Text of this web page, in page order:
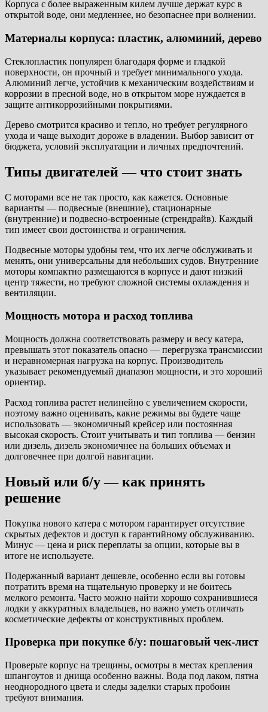
Корпуса с более выраженным килем лучше держат курс в
открытой воде, они медленнее, но безопаснее при волнении.
Материалы корпуса: пластик, алюминий, дерево
Стеклопластик популярен благодаря форме и гладкой
поверхности, он прочный и требует минимального ухода.
Алюминий легче, устойчив к механическим воздействиям и
коррозии в пресной воде, но в открытом море нуждается в
защите антикоррозийными покрытиями.
Дерево смотрится красиво и тепло, но требует регулярного
ухода и чаще выходит дороже в владении. Выбор зависит от
бюджета, условий эксплуатации и личных предпочтений.
Типы двигателей — что стоит знать
С моторами все не так просто, как кажется. Основные
варианты — подвесные (внешние), стационарные
(внутренние) и подвесно-встроенные (стрендрайв). Каждый
тип имеет свои достоинства и ограничения.
Подвесные моторы удобны тем, что их легче обслуживать и
менять, они универсальны для небольших судов. Внутренние
моторы компактно размещаются в корпусе и дают низкий
центр тяжести, но требуют сложной системы охлаждения и
вентиляции.
Мощность мотора и расход топлива
Мощность должна соответствовать размеру и весу катера,
превышать этот показатель опасно — перегрузка трансмиссии
и неравномерная нагрузка на корпус. Производитель
указывает рекомендуемый диапазон мощности, и это хороший
ориентир.
Расход топлива растет нелинейно с увеличением скорости,
поэтому важно оценивать, какие режимы вы будете чаще
использовать — экономичный крейсер или постоянная
высокая скорость. Стоит учитывать и тип топлива — бензин
или дизель, дизель экономичнее на больших объемах и
долговечнее при долгой навигации.
Новый или б/у — как принять
решение
Покупка нового катера с мотором гарантирует отсутствие
скрытых дефектов и доступ к гарантийному обслуживанию.
Минус — цена и риск переплаты за опции, которые вы в
итоге не используете.
Подержанный вариант дешевле, особенно если вы готовы
потратить время на тщательную проверку и не боитесь
мелкого ремонта. Часто можно найти хорошо сохранившиеся
лодки у аккуратных владельцев, но важно уметь отличать
косметические дефекты от конструктивных проблем.
Проверка при покупке б/у: пошаговый чек-лист
Проверьте корпус на трещины, осмотры в местах крепления
шпангоутов и днища особенно важны. Вода под лаком, пятна
неоднородного цвета и следы заделки старых пробоин
требуют внимания.